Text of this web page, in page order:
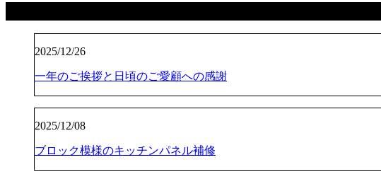
2025/12/26
一年のご挨拶と日頃のご愛顧への感謝
2025/12/08
ブロック模様のキッチンパネル補修